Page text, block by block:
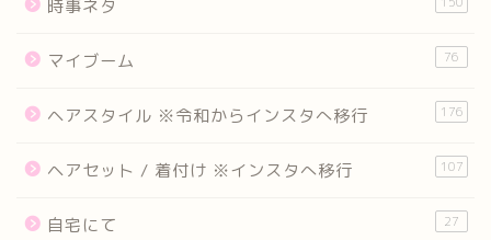
時事ネタ
マイブーム 76
ヘアスタイル ※令和からインスタへ移行 176
ヘアセット / 着付け ※インスタへ移行 107
自宅にて 27